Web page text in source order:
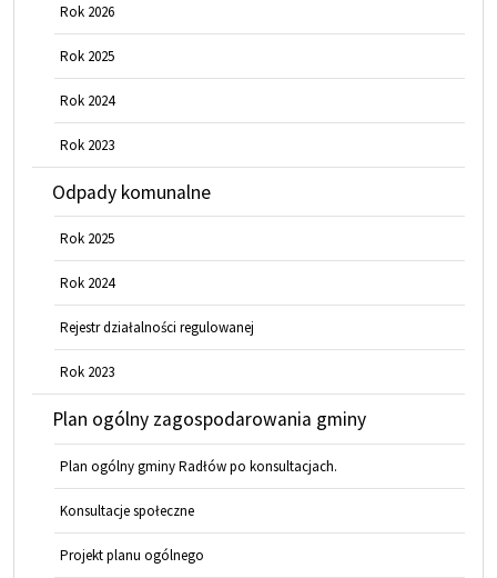
Rok 2026
Rok 2025
Rok 2024
Rok 2023
Odpady komunalne
Rok 2025
Rok 2024
Rejestr działalności regulowanej
Rok 2023
Plan ogólny zagospodarowania gminy
Plan ogólny gminy Radłów po konsultacjach.
Konsultacje społeczne
Projekt planu ogólnego